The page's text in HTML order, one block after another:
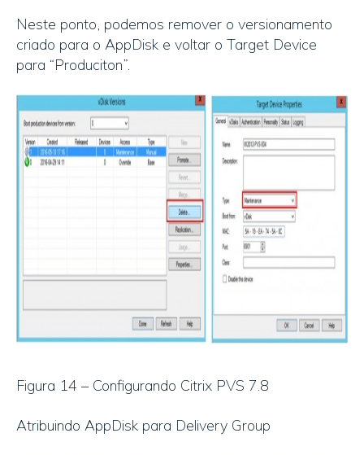
Neste ponto, podemos remover o versionamento
criado para o AppDisk e voltar o Target Device
para “Produciton”.
Figura 14 – Configurando Citrix PVS 7.8
Atribuindo AppDisk para Delivery Group